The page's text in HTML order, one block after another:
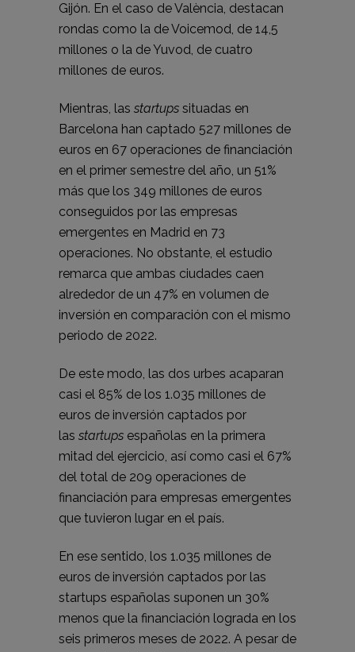
Gijón. En el caso de València, destacan
rondas como la de Voicemod, de 14,5
millones o la de Yuvod, de cuatro
millones de euros.
Mientras, las startups situadas en
Barcelona han captado 527 millones de
euros en 67 operaciones de financiación
en el primer semestre del año, un 51%
más que los 349 millones de euros
conseguidos por las empresas
emergentes en Madrid en 73
operaciones. No obstante, el estudio
remarca que ambas ciudades caen
alrededor de un 47% en volumen de
inversión en comparación con el mismo
periodo de 2022.
De este modo, las dos urbes acaparan
casi el 85% de los 1.035 millones de
euros de inversión captados por
las startups españolas en la primera
mitad del ejercicio, así como casi el 67%
del total de 209 operaciones de
financiación para empresas emergentes
que tuvieron lugar en el país.
En ese sentido, los 1.035 millones de
euros de inversión captados por las
startups españolas suponen un 30%
menos que la financiación lograda en los
seis primeros meses de 2022. A pesar de